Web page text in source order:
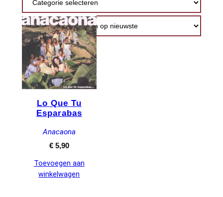
Lo Que Tu
Esparabas
Anacaona
€5,90
Toevoegen aan
winkelwagen